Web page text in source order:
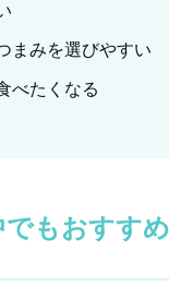
まみを選びやすい
べたくなる
もおすす